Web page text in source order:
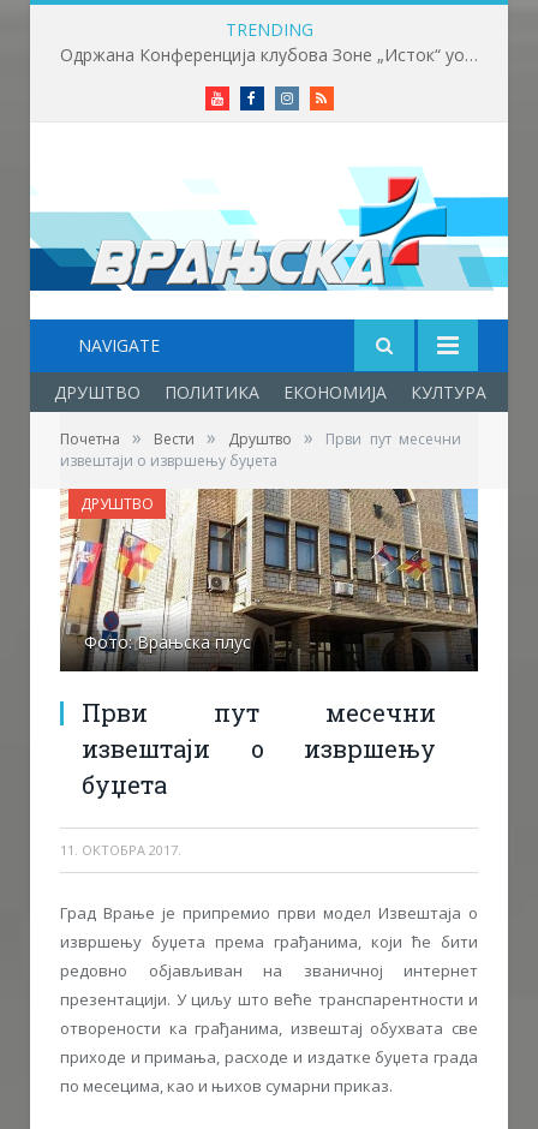
TRENDING
Одржана Конференција клубова Зоне „Исток“ уочи почетка нове сезоне
YoutubeFacebookInstagram
RSS
NAVIGATE
ДРУШТВО ПОЛИТИКА ЕКОНОМИЈА КУЛТУРА
Почетна » Вести » Друштво »
Први пут месечни
извештаји о извршењу буџета
Фото: Врањска плус
Први пут месечни
извештаји о извршењу
буџета
11. ОКТОБРА 2017.
ДРУШТВО
Град Врање је припремио први модел Извештаја о
извршењу буџета према грађанима, који ће бити
редовно објављиван на званичној интернет
презентацији. У циљу што веће транспарентности и
отворености ка грађанима, извештај обухвата све
приходе и примања, расходе и издатке буџета града
по месецима, као и њихов сумарни приказ.